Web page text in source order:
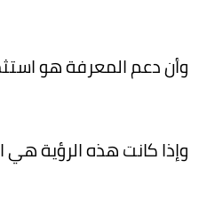
وأن دعم المعرفة هو
وإذا كانت هذه الرؤية هي